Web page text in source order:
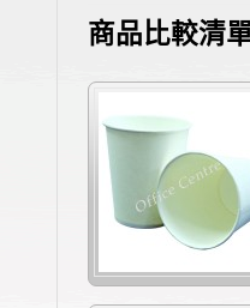
商品比較清